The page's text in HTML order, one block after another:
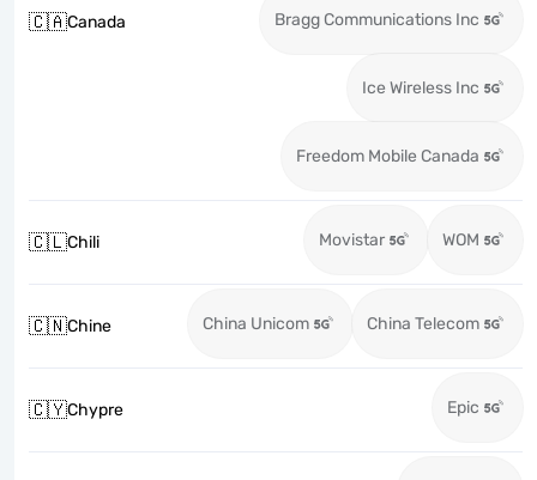
🇨🇦Canada Bragg Communications Inc
Ice Wireless Inc
Freedom Mobile Canada
🇨🇱Chili Movistar WOM
🇨🇳Chine China Unicom China Telecom
🇨🇾Chypre Epic